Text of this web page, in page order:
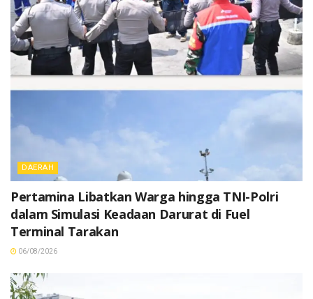
DAERAH
Pertamina Libatkan Warga hingga TNI-Polri
dalam Simulasi Keadaan Darurat di Fuel
Terminal Tarakan
06/08/2026